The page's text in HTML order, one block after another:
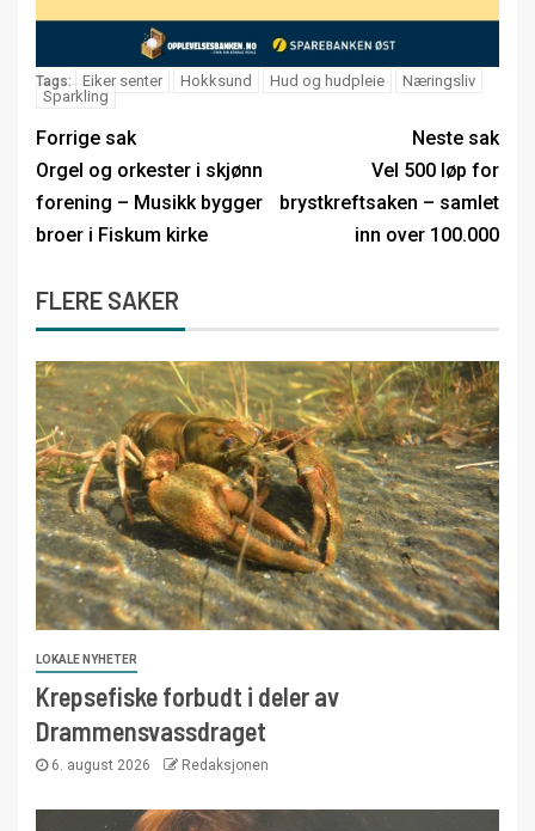
Tags: Eiker senter Hokksund Hud og hudpleie
Næringsliv
Sparkling
Forrige sak
Orgel og orkester i skjønn
forening – Musikk bygger
broer i Fiskum kirke
Neste sak
Vel 500 løp for
brystkreftsaken – samlet
inn over 100.000
FLERE SAKER
LOKALE NYHETER
Krepsefiske forbudt i deler av
Drammensvassdraget
6. august 2026 Redaksjonen